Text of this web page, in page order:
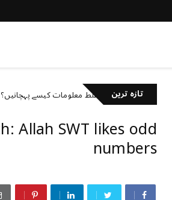
تازہ ترین
سوشل میڈیا پر غلط معلومات کیسے پہچانیں؟
Allah SWT likes odd
numbers